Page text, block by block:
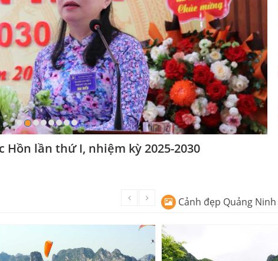
lần thứ I, nhiệm kỳ 2025-2030
Cảnh đẹp Quảng Ninh